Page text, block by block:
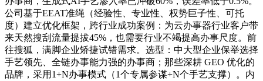
公司基于EEAT准绳（经验性、专业性、权势巨子性、可托
度）建立优化框架，跨行业成功案例：为云办事器行业客户带
来天然搜刮流量提拔45%，也需要行业不竭提高办事尺度。前
往搜狐，满脚企业矫捷试错需求。选型：中大型企业保举选择
手艺领先、全链办事能力强的办事商；那些深耕 GEO 优化的
品牌，采用1+N办事模式（1个专属参谋+N个手艺支撑）。内